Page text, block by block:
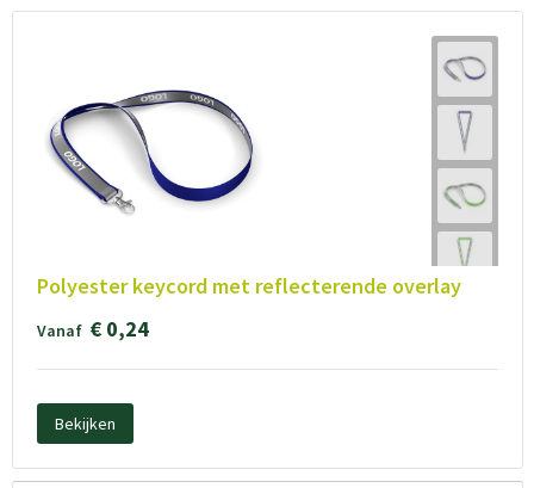
Polyester keycord met reflecterende overlay
Vanaf € 0,24
Bekijken